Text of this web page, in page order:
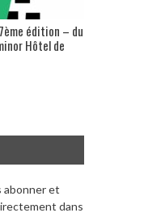
édition – du
Hôtel de
abonner et
dans